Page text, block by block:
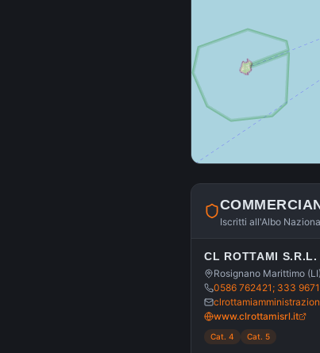
Iscritti all'Albo
CL ROTTAMI S.R.L.
Rosignano Marittimo (LI)
0586 762421; 333
www.clrottamisrl.it
Cat. 4 Cat. 5